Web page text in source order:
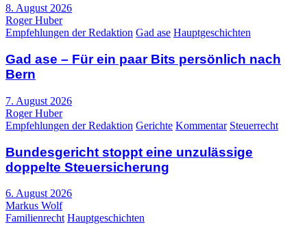
8. August 2026
Roger Huber
Empfehlungen der Redaktion Gad ase Hauptgeschichten
Gad ase – Für ein paar Bits persönlich nach
Bern
7. August 2026
Roger Huber
Empfehlungen der Redaktion Gerichte Kommentar Steuerrecht
Bundesgericht stoppt eine unzulässige
doppelte Steuersicherung
6. August 2026
Markus Wolf
Familienrecht Hauptgeschichten